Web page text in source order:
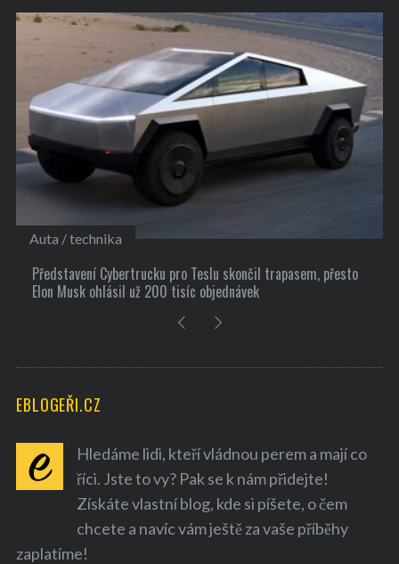
přesto
Kultura
10 užitečných tipů, jak si najít nové přátele
EBLOGEŘI.CZ
Hledáme lidi, kteří vládnou perem a mají co
říci. Jste to vy? Pak se k nám přidejte!
Získáte vlastní blog, kde si píšete, o čem
chcete a navíc vám ještě za vaše příběhy
zaplatíme!